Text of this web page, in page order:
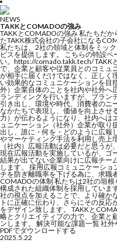
NEWS
TAKKとCOMADOの強み
TAKKとCOMADOの強み 私たちだ
たTAKK株式会社の子会社になる
私たちは、2社の領域と体制をミッ
ビスを提供します。 こちらの特設
い。https://comado.takk.tech/ TAKK
で、企業と顧客や従業員とのコミュ
が相手に届くだけではなく、正しく
い効果的なコミュニケーションを目
外）企業自体のことを社内や社外へ
ランディングを行いますが、ブラン
引き出し、環境や時代、消費者のニ
なかたちで表現し、価値を向上させ
力）が伝わるようになり、社内へは
ュニケーション（社外）企業が取り
出し、誰に・何を・どのように広報
やマーケティング手法を利用し売上
（社内）広報活動は必要だと思うが
現在広報活動を実施しているが、ゴ
結果が出てない企業向けに広報チー
します。 採用広報コミュニケーシ
チを防ぎ離職率を下げる為に、求職
COMADOの体制 私たちは2社の垣
構成された組織体制を採用していま
社の視点を加えることで、より確か
トに正確に伝わり、さらにその反
をデザイン致します。 TAKKと
略とクリエイティブの力で、企業と
ンします。 解決可能な課題一覧 社
PDFでダウンロードする
2025.5.22